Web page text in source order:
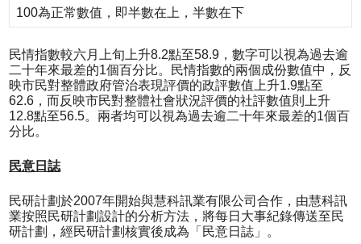
100為正常數值，即半數在上，半數在下
民情指數較六月上旬上升8.2點至58.9，數字可以視為過去逾
二十年來最差的1個百分比。民情指數的兩個成份數值中，反
映市民對整體政府管治表現評價的政評數值上升1.9點至
62.6，而反映市民對整體社會狀況評價的社評數值則上升
12.8點至56.5。兩者均可以視為過去逾二十年來最差的1個百
分比。
民意日誌
民研計劃於2007年開始與慧科訊業有限公司合作，由慧科訊
業按照民研計劃設計的分析方法，將每日大事紀錄傳送至民
研計劃，經民研計劃核實後成為「民意日誌」。